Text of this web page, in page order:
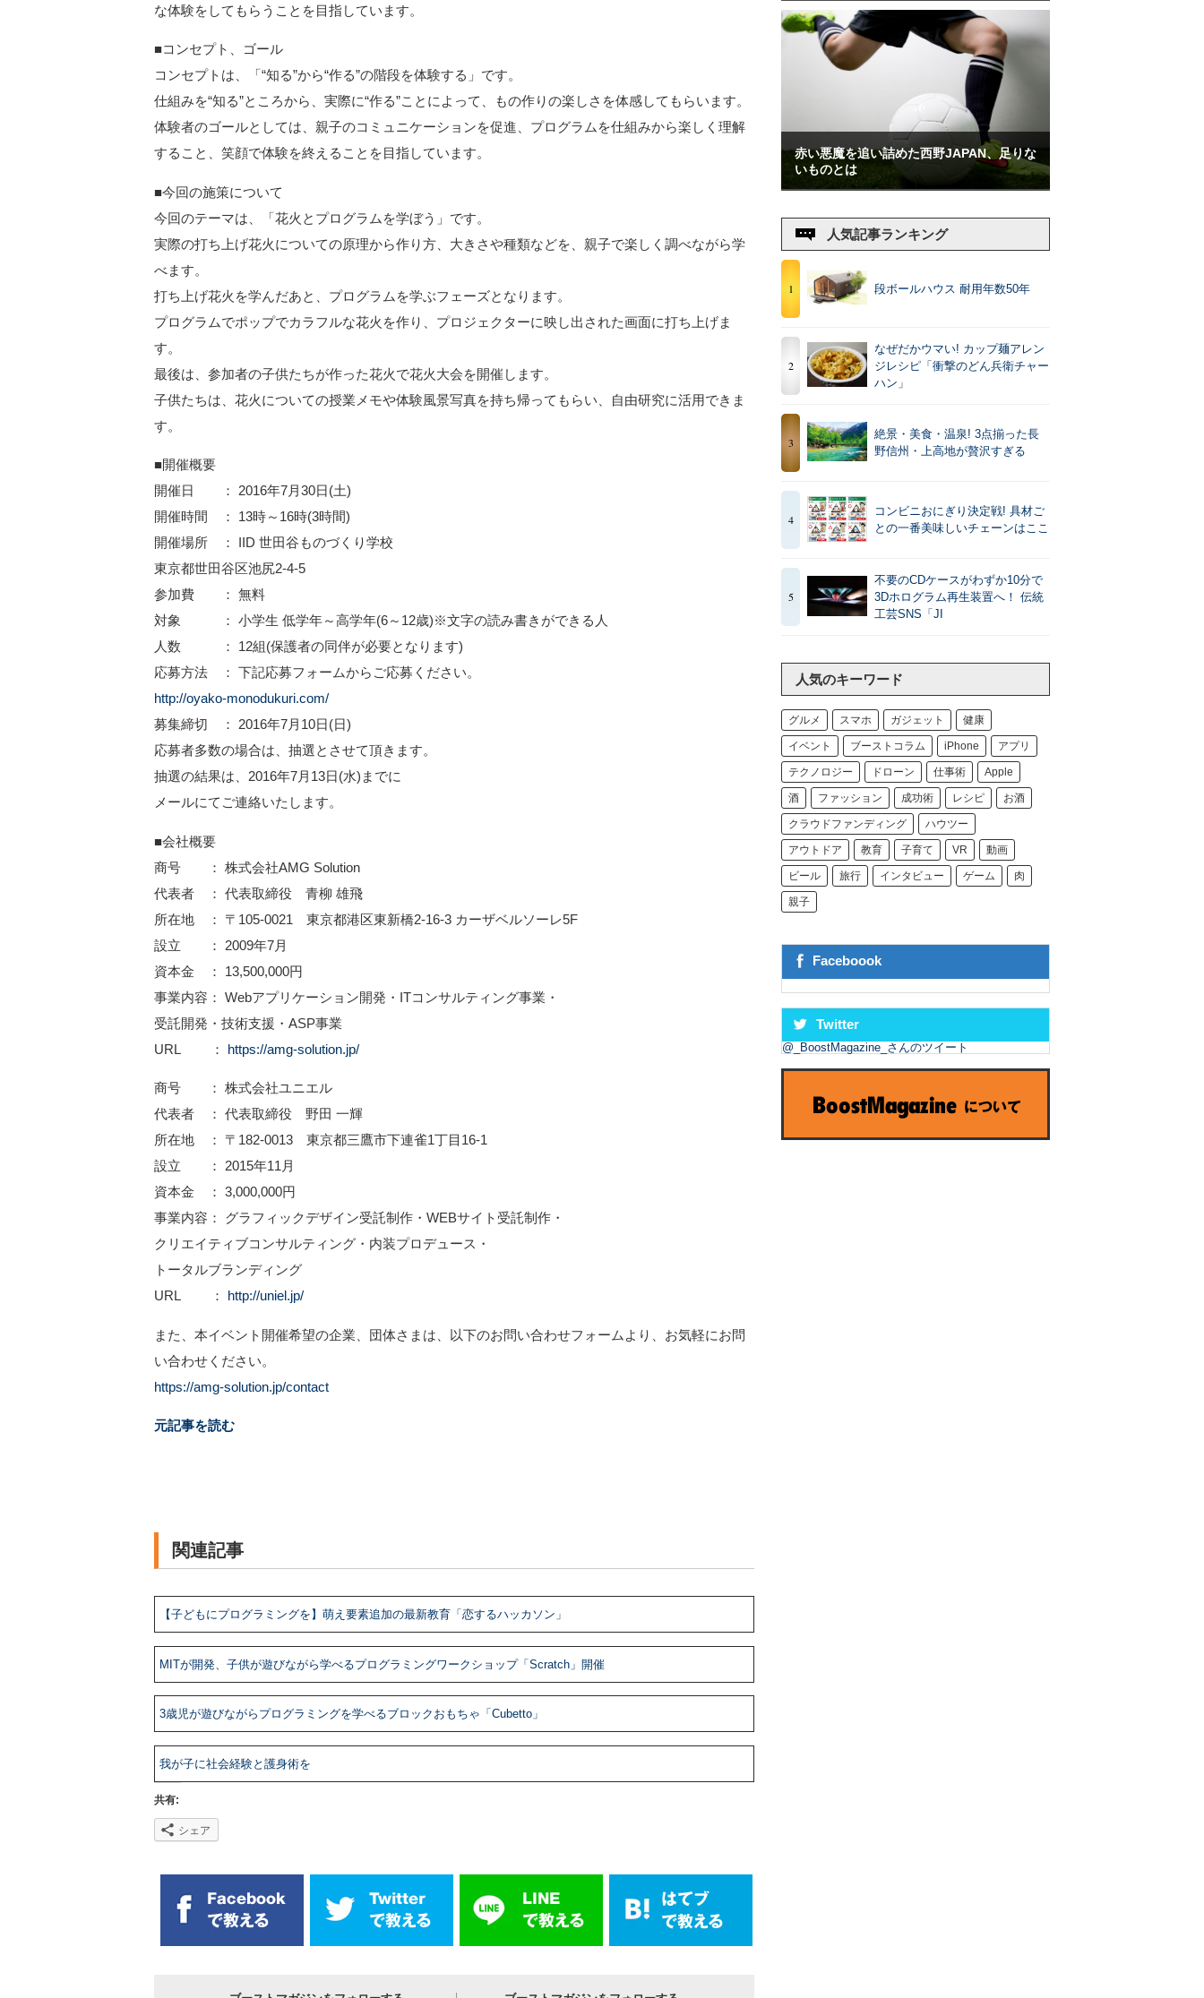
な体験をしてもらうことを目指しています。
■コンセプト、ゴール
コンセプトは、「“知る”から“作る”の階段を体験する」です。
仕組みを“知る”ところから、実際に“作る”ことによって、もの作りの楽しさを体感してもらいます。
体験者のゴールとしては、親子のコミュニケーションを促進、プログラムを仕組みから楽しく理解
すること、笑顔で体験を終えることを目指しています。
■今回の施策について
今回のテーマは、「花火とプログラムを学ぼう」です。
実際の打ち上げ花火についての原理から作り方、大きさや種類などを、親子で楽しく調べながら学
べます。
打ち上げ花火を学んだあと、プログラムを学ぶフェーズとなります。
プログラムでポップでカラフルな花火を作り、プロジェクターに映し出された画面に打ち上げま
す。
最後は、参加者の子供たちが作った花火で花火大会を開催します。
子供たちは、花火についての授業メモや体験風景写真を持ち帰ってもらい、自由研究に活用できま
す。
■開催概要
開催日 ： 2016年7月30日(土)
開催時間 ： 13時～16時(3時間)
開催場所 ： IID 世田谷ものづくり学校
東京都世田谷区池尻2-4-5
参加費 ： 無料
対象 ： 小学生 低学年～高学年(6～12歳)※文字の読み書きができる人
人数 ： 12組(保護者の同伴が必要となります)
応募方法 ： 下記応募フォームからご応募ください。
http://oyako-monodukuri.com/
募集締切 ： 2016年7月10日(日)
応募者多数の場合は、抽選とさせて頂きます。
抽選の結果は、2016年7月13日(水)までに
メールにてご連絡いたします。
■会社概要
商号 ： 株式会社AMG Solution
代表者 ： 代表取締役 青柳 雄飛
所在地 ： 〒105-0021 東京都港区東新橋2-16-3 カーザベルソーレ5F
設立 ： 2009年7月
資本金 ： 13,500,000円
事業内容： Webアプリケーション開発・ITコンサルティング事業・
受託開発・技術支援・ASP事業
URL ：
https://amg-solution.jp/
商号 ： 株式会社ユニエル
代表者 ： 代表取締役 野田 一輝
所在地 ： 〒182-0013 東京都三鷹市下連雀1丁目16-1
設立 ： 2015年11月
資本金 ： 3,000,000円
事業内容： グラフィックデザイン受託制作・WEBサイト受託制作・
クリエイティブコンサルティング・内装プロデュース・
トータルブランディング
URL ：
http://uniel.jp/
また、本イベント開催希望の企業、団体さまは、以下のお問い合わせフォームより、お気軽にお問
い合わせください。
https://amg-solution.jp/contact
元記事を読む
関連記事
【子どもにプログラミングを】萌え要素追加の最新教育「恋するハッカソン」
MITが開発、子供が遊びながら学べるプログラミングワークショップ「Scratch」開催
3歳児が遊びながらプログラミングを学べるブロックおもちゃ「Cubetto」
我が子に社会経験と護身術を
共有:
シェア
赤い悪魔を追い詰めた西野JAPAN、足りな
いものとは
人気記事ランキング
1 段ボールハウス 耐用年数50年
2
なぜだかウマい! カップ麺アレン
ジレシピ「衝撃のどん兵衛チャー
ハン」
3
絶景・美食・温泉! 3点揃った長
野信州・上高地が贅沢すぎる
4
コンビニおにぎり決定戦! 具材ご
との一番美味しいチェーンはここ
5
不要のCDケースがわずか10分で
3Dホログラム再生装置へ！ 伝統
工芸SNS「JI
人気のキーワード
グルメ スマホ ガジェット 健康
イベント ブーストコラム iPhone アプリ
テクノロジー ドローン 仕事術 Apple
酒 ファッション 成功術 レシピ お酒
クラウドファンディング ハウツー
アウトドア 教育 子育て VR 動画
ビール 旅行 インタビュー ゲーム 肉
親子
Faceboook
Twitter
@_BoostMagazine_さんのツイート